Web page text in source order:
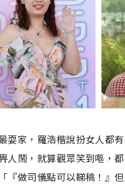
耍家，羅浩楷說扮女人都
人鬧，就算觀眾笑到嘔，
『做司儀點可以睇稿！』